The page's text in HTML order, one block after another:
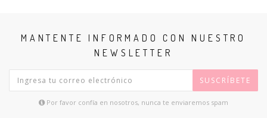
MANTENTE INFORMADO CON NUESTRO
NEWSLETTER
SUSCRÍBETE
Por favor confía en nosotros, nunca te enviaremos spam